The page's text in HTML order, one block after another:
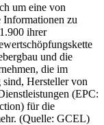
um eine von
Informationen zu
ihrer
und die
die im
Hersteller von
(EPC:
für die
(Quelle: GCEL)